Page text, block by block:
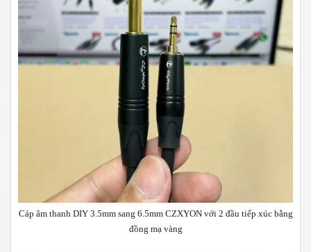
Cáp âm thanh DIY 3.5mm sang 6.5mm CZXYON với 2 đầu tiếp xúc bằng
đồng mạ vàng